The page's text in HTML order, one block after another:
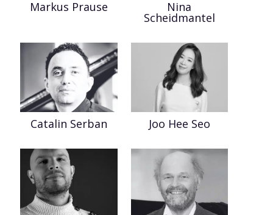
Markus Prause Nina
Scheidmantel
Catalin Serban Joo Hee Seo